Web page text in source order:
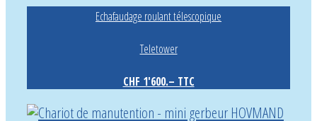
Echafaudage roulant télescopique
Teletower
CHF 1'600.– TTC